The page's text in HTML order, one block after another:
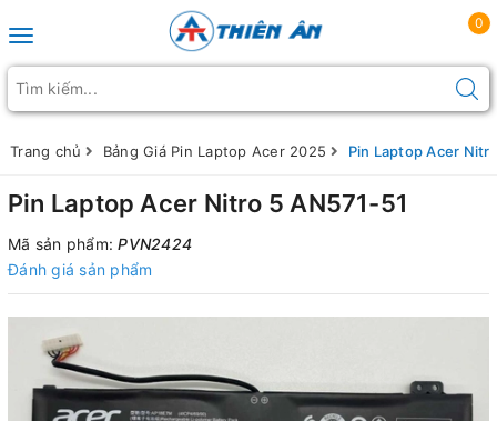
Toggle navigation
0
Trang chủ Bảng Giá Pin Laptop Acer 2025 Pin Laptop Acer
Pin Laptop Acer Nitro 5 AN571-51
Mã sản phẩm:PVN2424
Đánh giá sản phẩm